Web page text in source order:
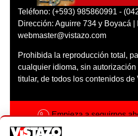
Teléfono: (+593) 985860991 -
Dirección: Aguirre 734 y Boyacá |
webmaster@vistazo.com
Prohibida la reproducción total,
cualquier idioma, sin autorización
titular, de todos los contenidos de
Empieza a seguirnos